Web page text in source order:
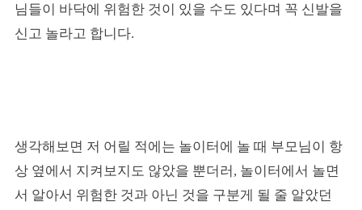
님들이 바닥에 위험한 것이 있을 수도 있다며 꼭 신발을
신고 놀라고 합니다.
생각해보면 저 어릴 적에는 놀이터에 놀 때 부모님이 항
상 옆에서 지켜보지도 않았을 뿐더러, 놀이터에서 놀면
서 알아서 위험한 것과 아닌 것을 구분게 될 줄 알았던